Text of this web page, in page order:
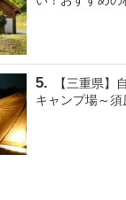
【三重県】
キャンプ場～須